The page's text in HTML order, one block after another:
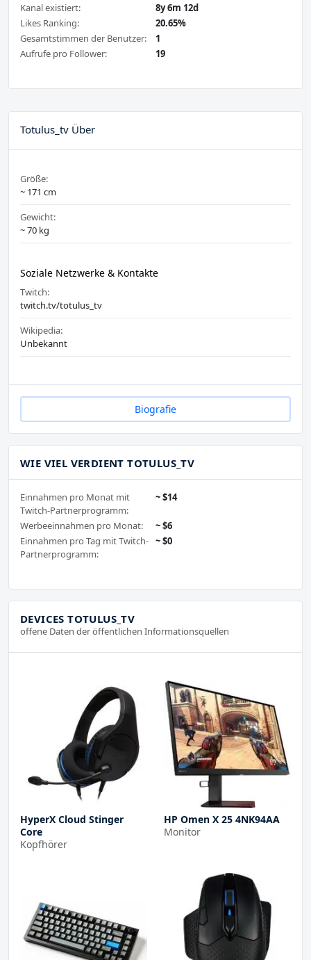
Kanal existiert:
8y 6m 12d
Likes Ranking:
20.65%
Gesamtstimmen der Benutzer:
1
Aufrufe pro Follower:
19
Totulus_tv Über
Größe:
~ 171 cm
Gewicht:
~ 70 kg
Soziale Netzwerke & Kontakte
Twitch:
twitch.tv/totulus_tv
Wikipedia:
Unbekannt
Biografie
WIE VIEL VERDIENT TOTULUS_TV
Einnahmen pro Monat mit
Twitch-Partnerprogramm:
~ $14
Werbeeinnahmen pro Monat:
~ $6
Einnahmen pro Tag mit Twitch-
Partnerprogramm:
~ $0
DEVICES TOTULUS_TV
offene Daten der öffentlichen Informationsquellen
HyperX Cloud Stinger
Core
Kopfhörer
HP Omen X 25 4NK94AA
Monitor